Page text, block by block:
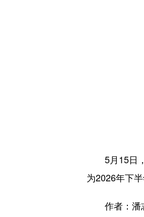
5月15日，
为2026年下
作者：潘